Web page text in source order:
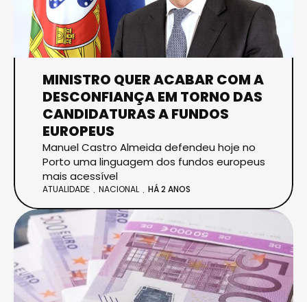
MINISTRO QUER ACABAR COM A
DESCONFIANÇA EM TORNO DAS
CANDIDATURAS A FUNDOS
EUROPEUS
Manuel Castro Almeida defendeu hoje no
Porto uma linguagem dos fundos europeus
mais acessível
ATUALIDADE NACIONAL HÁ 2 ANOS